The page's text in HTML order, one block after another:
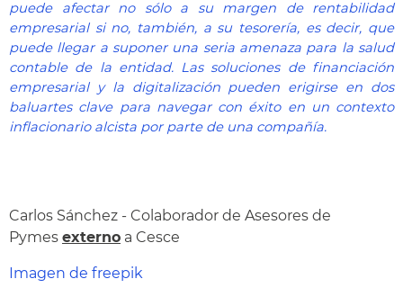
puede afectar no sólo a su margen de rentabilidad
empresarial si no, también, a su tesorería, es decir, que
puede llegar a suponer una seria amenaza para la salud
contable de la entidad. Las soluciones de financiación
empresarial y la digitalización pueden erigirse en dos
baluartes clave para navegar con éxito en un contexto
inflacionario alcista por parte de una compañía.
Carlos Sánchez - Colaborador de Asesores de
Pymes externo a Cesce
Imagen de freepik